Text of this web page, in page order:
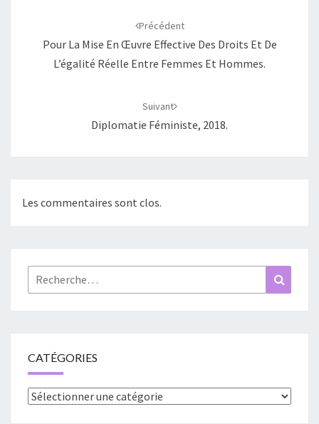
Précédent
Pour La Mise En Œuvre Effective Des Droits Et De
L’égalité Réelle Entre Femmes Et Hommes.
Suivant
Diplomatie Féministe, 2018.
Les commentaires sont clos.
Rechercher :
CATÉGORIES
Catégories